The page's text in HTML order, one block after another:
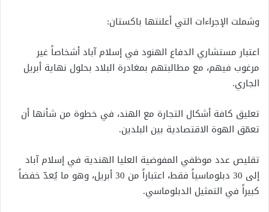
وشملت الإجراءات التي أعلنتها باكستان:
اعتبار مستشاري الدفاع الهنود في إسلام آباد أشخاصاً غير
مرغوب فيهم، مع مطالبتهم بمغادرة البلاد بحلول نهاية أبريل
الجاري.
تعليق كافة أشكال التجارة مع الهند، في خطوة من شأنها أن
تعمّق الهوة الاقتصادية بين البلدين.
تقليص عدد موظفي المفوضية العليا الهندية في إسلام آباد
إلى 30 دبلوماسياً فقط، اعتباراً من 30 أبريل، وهو ما يُعدّ خفضاً
كبيراً في التمثيل الدبلوماسي.